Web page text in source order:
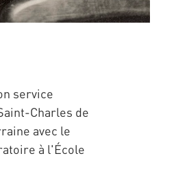
service
Charles de
avec le
à l'École